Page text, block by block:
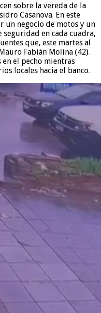
sobre la vereda de la
Casanova. En este
un negocio de motos y un
seguridad en cada cuadra,
que, este martes al
Fabián Molina (42).
el pecho mientras
locales hacia el banco.